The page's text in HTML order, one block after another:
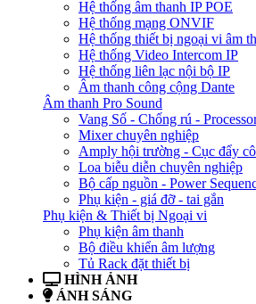
Hệ thống âm thanh IP POE
Hệ thống mạng ONVIF
Hệ thống thiết bị ngoại vi âm
Hệ thống Video Intercom IP
Hệ thống liên lạc nội bộ IP
Âm thanh công cộng Dante
Âm thanh Pro Sound
Vang Số - Chống rú -
Mixer chuyên nghiệp
Amply hội trường - Cục đẩy
Loa biễu diễn chuyên nghiệp
Bộ cấp nguồn - Power
Phụ kiện - giá đỡ - tai gắn
Phụ kiện & Thiết bị Ngoại vi
Phụ kiện âm thanh
Bộ điều khiển âm lượng
Tủ Rack đặt thiết bị
HÌNH ẢNH
ÁNH SÁNG